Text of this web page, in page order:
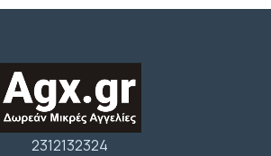
2312132324